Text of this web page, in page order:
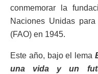
conmemorar la
Naciones Unidas
(FAO) en 1945.
Este año, bajo el lema
una vida y un